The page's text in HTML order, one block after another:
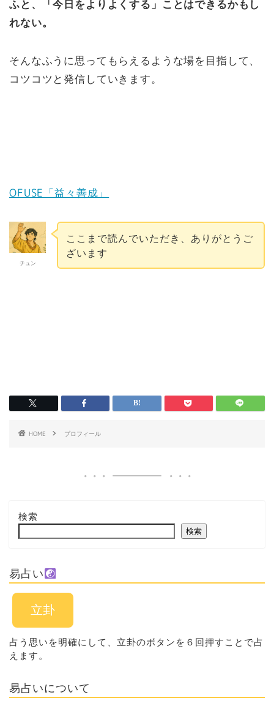
ふと、
「今日をよりよくする」ことはできるかもし
れない。
そんなふうに思ってもらえるような場を目指して、
コツコツと発信していきます。
OFUSE「益々善成」
チュン
ここまで読んでいただき、ありがとうご
ざいます
HOME プロフィール
検索
検索
易占い
立卦
占う思いを明確にして、立卦のボタンを６回押すことで占
えます。
易占いについて